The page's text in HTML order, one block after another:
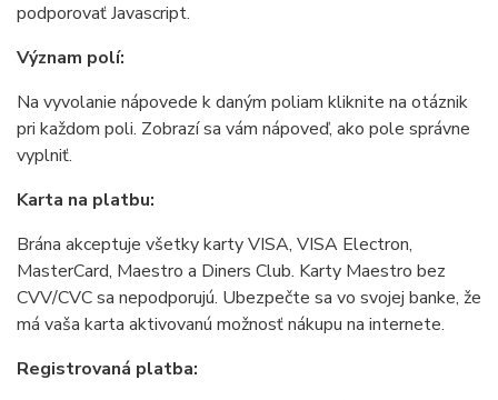
podporovať Javascript.
Význam polí:
Na vyvolanie nápovede k daným poliam kliknite na otáznik
pri každom poli. Zobrazí sa vám nápoveď, ako pole správne
vyplniť.
Karta na platbu:
Brána akceptuje všetky karty VISA, VISA Electron,
MasterCard, Maestro a Diners Club. Karty Maestro bez
CVV/CVC sa nepodporujú. Ubezpečte sa vo svojej banke, že
má vaša karta aktivovanú možnosť nákupu na internete.
Registrovaná platba: